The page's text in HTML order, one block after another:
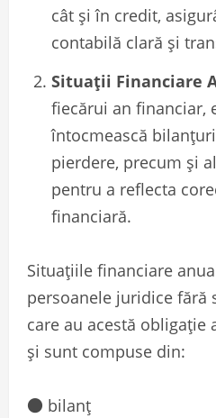
cât și în credit,
contabilă clară și
Situații Financiare
fiecărui an financiar,
întocmească
pierdere, precum și
pentru a reflecta
financiară.
Situaţiile financiare
persoanele juridice fără
care au acestă obligaţie
şi sunt compuse din:
● bilanţ